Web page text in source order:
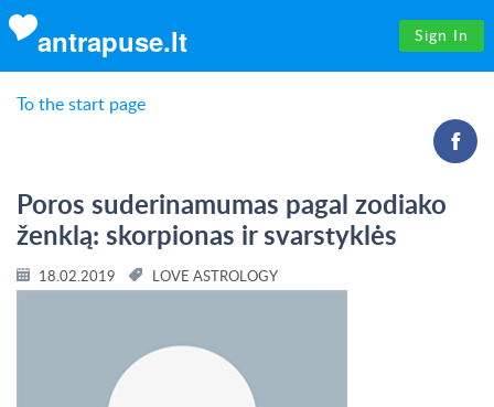
antrapuse.lt Sign In
To the start page
Poros suderinamumas pagal zodiako
ženklą: skorpionas ir svarstyklės
18.02.2019 LOVE ASTROLOGY